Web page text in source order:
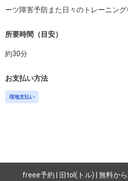
所要時間（目安）
約30分
お支払い方法
現地支払い
freee予約 | 旧tol(トル) | 無料か